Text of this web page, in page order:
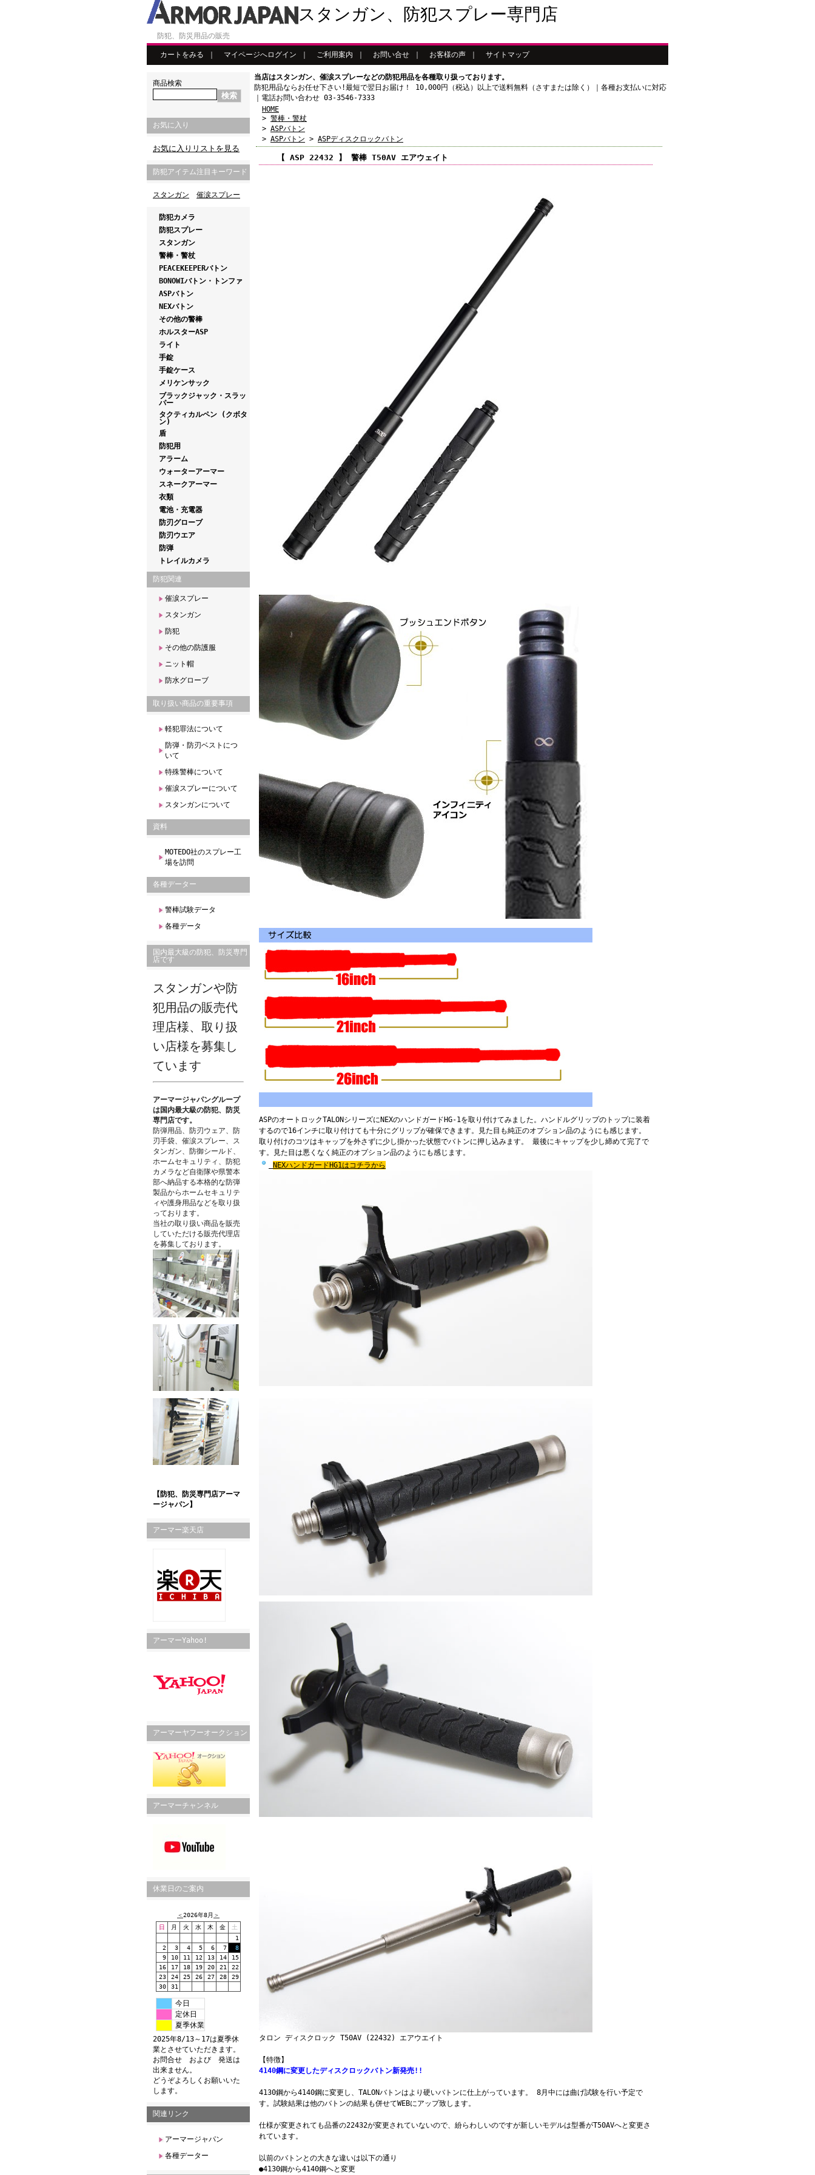
スタンガン、防犯スプレー専門店
防犯、防災用品の販売
カートをみる マイページへログイン ご利用案内 お問い合せ お客様の声 サイトマップ
商品検索
お気に入り
お気に入りリストを見る
防犯アイテム注目キーワード
スタンガン 催涙スプレー
防犯カメラ
防犯スプレー
スタンガン
警棒・警杖
PEACEKEEPERバトン
BONOWIバトン・トンファ
ASPバトン
NEXバトン
その他の警棒
ホルスターASP
ライト
手錠
手錠ケース
メリケンサック
ブラックジャック・スラッ
パー
タクティカルペン (クボタ
ン)
盾
防犯用
アラーム
ウォーターアーマー
スネークアーマー
衣類
電池・充電器
防刃グローブ
防刃ウエア
防弾
トレイルカメラ
防犯関連
催涙スプレー
スタンガン
防犯
その他の防護服
ニット帽
防水グローブ
取り扱い商品の重要事項
軽犯罪法について
防弾・防刃ベストにつ
いて
特殊警棒について
催涙スプレーについて
スタンガンについて
資料
MOTEDO社のスプレー工
場を訪問
各種データー
警棒試験データ
各種データ
国内最大級の防犯、防災専門
店です
スタンガンや防
犯用品の販売代
理店様、取り扱
い店様を募集し
ています
アーマージャパングループ
は国内最大級の防犯、防災
専門店です。
防弾用品、防刃ウェア、防
刃手袋、催涙スプレー、ス
タンガン、防御シールド、
ホームセキュリティ、防犯
カメラなど自衛隊や県警本
部へ納品する本格的な防弾
製品からホームセキュリテ
ィや護身用品などを取り扱
っております。
当社の取り扱い商品を販売
していただける販売代理店
を募集しております。
【防犯、防災専門店アーマ
ージャパン】
アーマー楽天店
アーマーYahoo!
アーマーヤフーオークション
アーマーチャンネル
休業日のご案内
＜2026年8月 ＞
日
月 火 水 木 金
土
1
2
3 4 5 6 7
8
9
10 11 12 13 14
15
16
17 18 19 20 21
22
23
24 25 26 27 28
29
30
31
今日
定休日
夏季休業
2025年8/13～17は夏季休
業とさせていただきます。
お問合せ および 発送は
出来ません。
どうぞよろしくお願いいた
します。
関連リンク
アーマージャパン
各種データー
当店はスタンガン、催涙スプレーなどの防犯用品を各種取り扱っております。
防犯用品ならお任せ下さい!最短で翌日お届け！ 10,000円（税込）以上で送料無料（さすまたは除く）｜各種お支払いに対応
｜電話お問い合わせ 03-3546-7333
HOME
> 警棒・警杖
> ASPバトン
> ASPバトン > ASPディスクロックバトン
【 ASP 22432 】 警棒 T50AV エアウェイト
ASPのオートロックTALONシリーズにNEXのハンドガードHG-1を取り付けてみました。ハンドルグリップのトップに装着
するので16インチに取り付けても十分にグリップが確保できます。見た目も純正のオプション品のようにも感じます。
取り付けのコツはキャップを外さずに少し掛かった状態でバトンに押し込みます。 最後にキャップを少し締めて完了で
す。見た目は悪くなく純正のオプション品のようにも感じます。
NEXハンドガードHG1はコチラから
タロン ディスクロック T50AV (22432) エアウエイト
【特徴】
4140鋼に変更したディスクロックバトン新発売!!
4130鋼から4140鋼に変更し、TALONバトンはより硬いバトンに仕上がっています。 8月中には曲げ試験を行い予定で
す。試験結果は他のバトンの結果も併せてWEBにアップ致します。
仕様が変更されても品番の22432が変更されていないので、紛らわしいのですが新しいモデルは型番がT50AVへと変更さ
れています。
以前のバトンとの大きな違いは以下の通り
●4130鋼から4140鋼へと変更